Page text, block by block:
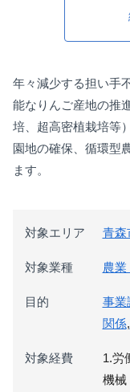
年々減少する担い手
能なりんご産地の推
培、超高密植栽培等
園地の確保、循環型
ます。
対象エリア 青森
対象業種 農業
目的 事業
関係,
対象経費
1.労
機械